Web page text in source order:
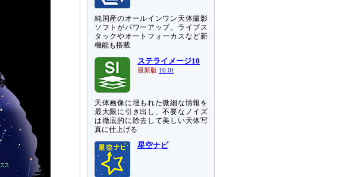
純国産のオールインワン天体撮影
ソフトがパワーアップ。ライブス
タックやオートフォーカスなど新
機能も搭載
ステライメージ10
最新版 10.0f
天体画像に埋もれた微細な情報を
最大限に引き出し、不要なノイズ
は徹底的に除去して美しい天体写
真に仕上げる
星空ナビ